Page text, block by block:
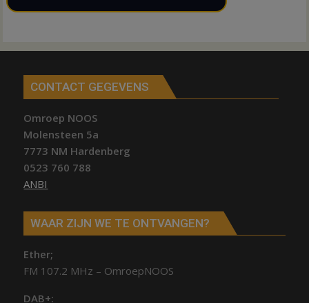
CONTACT GEGEVENS
Omroep NOOS
Molensteen 5a
7773 NM Hardenberg
0523 760 788
ANBI
WAAR ZIJN WE TE ONTVANGEN?
Ether;
FM 107.2 MHz – OmroepNOOS
DAB+: